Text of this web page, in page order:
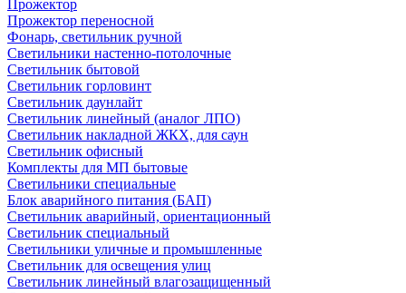
Прожектор
Прожектор переносной
Фонарь, светильник ручной
Светильники настенно-потолочные
Светильник бытовой
Светильник горловинт
Светильник даунлайт
Светильник линейный (аналог ЛПО)
Светильник накладной ЖКХ, для саун
Светильник офисный
Комплекты для МП бытовые
Светильники специальные
Блок аварийного питания (БАП)
Светильник аварийный, ориентационный
Светильник специальный
Светильники уличные и промышленные
Светильник для освещения улиц
Светильник линейный влагозащищенный